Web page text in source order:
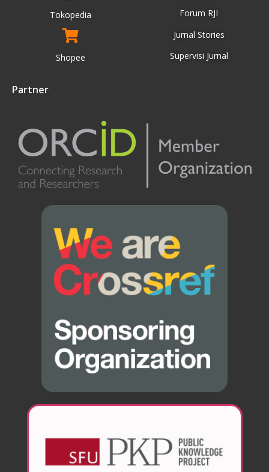
Tokopedia
Shopee
Forum RJI
Jurnal Stories
Supervisi Jurnal
Partner